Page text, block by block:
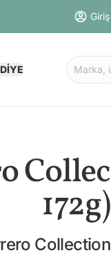
172g)